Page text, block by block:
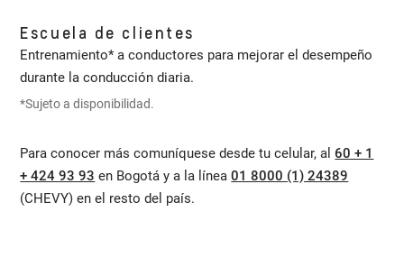
Escuela de clientes
Entrenamiento* a conductores para mejorar el desempeño
durante la conducción diaria.
*Sujeto a disponibilidad.
Para conocer más comuníquese desde tu celular, al60 + 1
+ 424 93 93 en Bogotá y a la línea01 8000 (1) 24389
(CHEVY) en el resto del país.